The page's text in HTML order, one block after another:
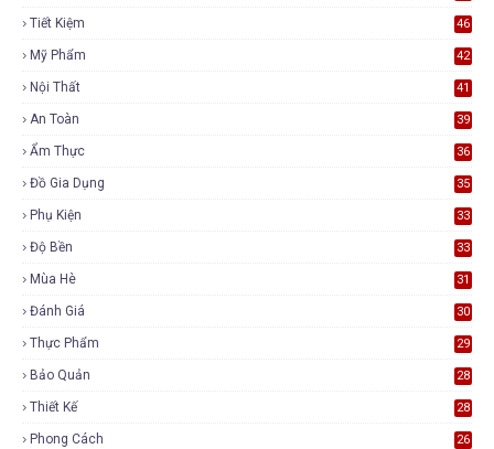
Tiết Kiệm 46
Mỹ Phẩm 42
Nội Thất 41
An Toàn 39
Ẩm Thực 36
Đồ Gia Dụng 35
Phụ Kiện 33
Độ Bền 33
Mùa Hè 31
Đánh Giá 30
Thực Phẩm 29
Bảo Quản 28
Thiết Kế 28
Phong Cách 26